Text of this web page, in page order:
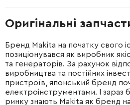
Оригінальні
Бренд Makita на початку свого
позиціонувався як виробник
та генераторів. За рахунок
виробництва та постійних
пристроїв, японський бренд
електроінструментами. І зараз
ринку знають Makita як бренд